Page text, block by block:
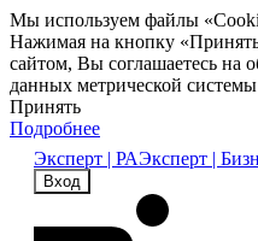
Мы используем файлы
Нажимая на кнопку
сайтом, Вы соглашаетесь на
данных метрической
Принять
Подробнее
Эксперт | РАЭксперт |
Вход